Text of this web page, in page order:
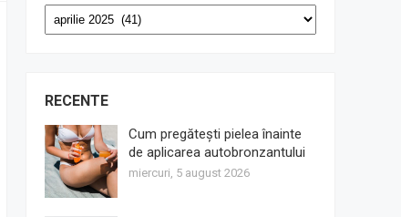
Arhive
RECENTE
Cum pregătești pielea înainte
de aplicarea autobronzantului
miercuri, 5 august 2026